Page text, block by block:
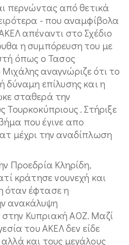
περνώντας από θετικά
- που αναμφίβολα
απέναντι στο Σχέδιο
η συμπόρευση του με
όπως ο Τασος
αναγνώριζε ότι το
δύναμη επίλυσης και η
σταθερά την
Τουρκοκύπριους . Στήριξε
που έγινε απο
μέχρι την αναδίπλωση
Προεδρία Κληρίδη,
κράτησε νουνεχή και
όταν έφτασε η
ανακάλυψη
Κυπριακή ΑΟΖ. Μαζί
του ΑΚΕΛ δεν είδε
και τους μεγάλους